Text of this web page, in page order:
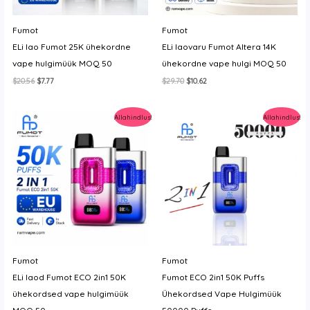
Fumot
ELi lao Fumot 25K ühekordne
vape hulgimüük MOQ 50
$20.56Algne
$7.77Current
Fumot
ELi laovaru Fumot Altera 14K
ühekordne vape hulgi MOQ 50
$29.70 Algne
$10.62Current
Allahindlus!
Fumot
ELi laod Fumot ECO 2in1 50K
ühekordsed vape hulgimüük
Allahindlus!
Fumot
Fumot ECO 2in1 50K Puffs
Ühekordsed Vape Hulgimüük